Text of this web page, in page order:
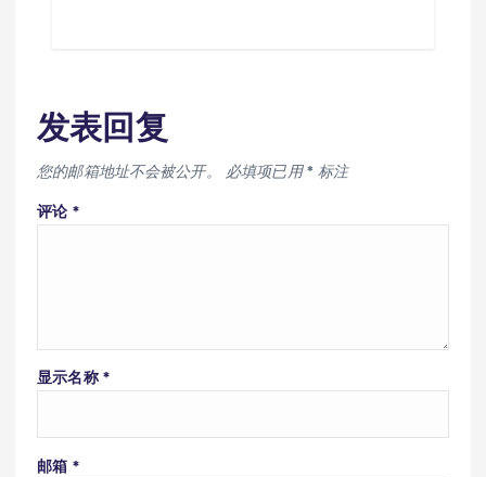
发表回复
您的邮箱地址不会被公开。 必填项已用* 标注
评论 *
显示名称 *
邮箱 *